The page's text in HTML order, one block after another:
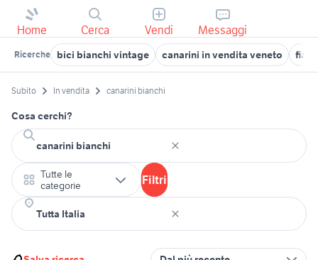
Home Cerca Vendi Messaggi
Ricerche bici bianchi vintage canarini in vendita veneto fiat
Subito In vendita canarini bianchi
Cosa cerchi?
Tutte le
categorie
Filtri